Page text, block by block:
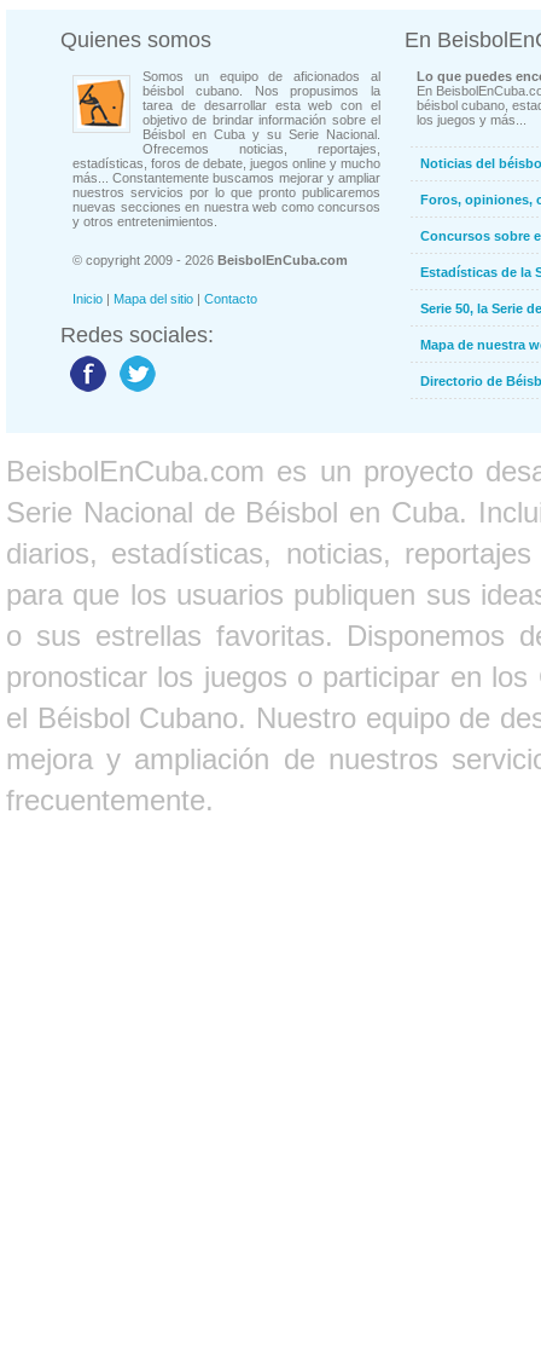
Quienes somos
Somos un equipo de aficionados al
béisbol cubano. Nos propusimos la
tarea de desarrollar esta web con el
objetivo de brindar información sobre el
Béisbol en Cuba y su Serie Nacional.
Ofrecemos noticias, reportajes,
estadísticas, foros de debate, juegos online y mucho
más... Constantemente buscamos mejorar y ampliar
nuestros servicios por lo que pronto publicaremos
nuevas secciones en nuestra web como concursos
y otros entretenimientos.
© copyright 2009 - 2026 BeisbolEnCuba.com
Inicio | Mapa del sitio | Contacto
Redes sociales:
En
Lo que puedes
En
béisbol cubano,
los juegos y más...
Noticias del
Foros, opiniones,
Concursos sobre
Estadísticas de la
Serie 50, la Serie
Mapa de nuestra
Directorio de
BeisbolEnCuba.com es un proyecto
Serie Nacional de Béisbol en Cuba.
diarios, estadísticas, noticias,
para que los usuarios publiquen sus
o sus estrellas favoritas. Disponemos
pronosticar los juegos o participar en
el Béisbol Cubano. Nuestro equipo de
mejora y ampliación de nuestros
frecuentemente.